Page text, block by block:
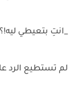
_انتِ بتعيطي
لم تستطيع الرد